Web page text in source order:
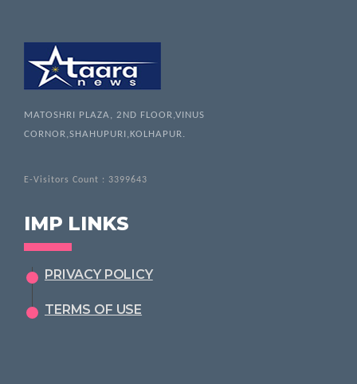
MATOSHRI PLAZA, 2ND FLOOR,VINUS
CORNOR,SHAHUPURI,KOLHAPUR.
E-Visitors Count : 3399643
IMP LINKS
PRIVACY POLICY
TERMS OF USE